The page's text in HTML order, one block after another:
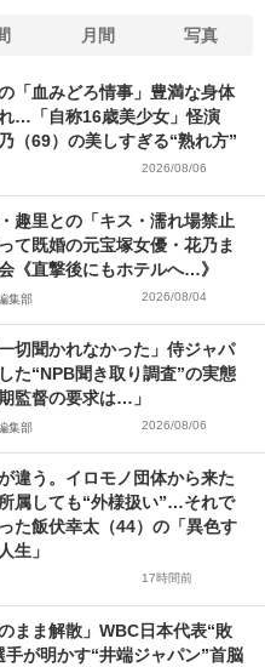
月間 写真
「血みどろ情事」豊満な身体
…「自称16歳美少女」怪演
（69）の美しすぎる“熟れ方”
2026/08/06
趣里との「キス・濡れ場禁止
て既婚の元宝塚女優・花乃ま
《直撃後にもホテルへ…》
集部 2026/08/04
切聞かれなかった」侍ジャパ
た“NPB聞き取り調査”の実態
監督の要求は…」
集部 2026/08/06
違う。イロモノ団体から来た
属しても“外様扱い”…それで
た飯伏幸太（44）の「異色す
生」
17時間前
まま解散」WBC日本代表“敗
が明かす“井端ジャパン”首脳